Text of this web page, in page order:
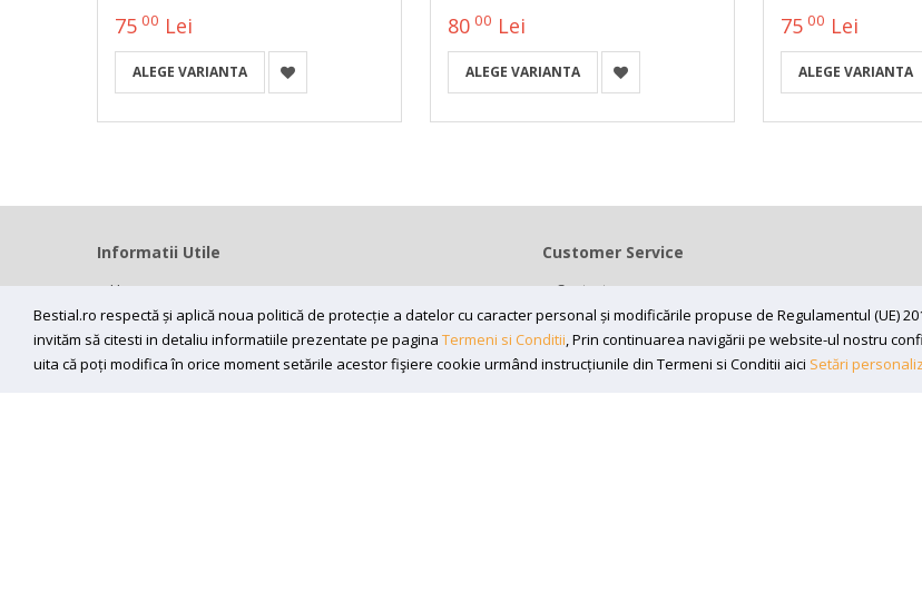
75 00 Lei
ALEGE VARIANTA
8000 Lei
ALEGE VARIANTA
75 00 Lei
ALEGE VARIANTA
Bestial.ro respectă și aplică noua politică de protecție a datelor cu caracter personal și modificările propuse de Regulamentul (UE)
invităm să citesti in detaliu informatiile prezentate pe pagina Termeni si Conditii, Prin continuarea navigării pe website-ul nostru
uita că poți modifica în orice moment setările acestor fişiere cookie urmând instrucțiunile din Termeni si Conditii aici Setări
Informatii Utile
Home
Modalitati livrare
Efectuarea platii
ANPC
Customer Service
Contact
Termeni si conditii
Contul meu